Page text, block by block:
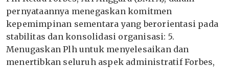
pernyataannya menegaskan komitmen
kepemimpinan sementara yang berorientasi pada
stabilitas dan konsolidasi organisasi: 5.
Menugaskan Plh untuk menyelesaikan dan
menertibkan seluruh aspek administratif Forbes,